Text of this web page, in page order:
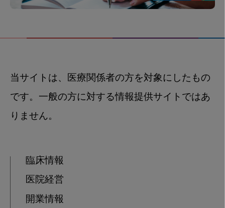
当サイトは、医療関係者の方を対象にしたもの
です。一般の方に対する情報提供サイトではあ
りません。
臨床情報
医院経営
開業情報